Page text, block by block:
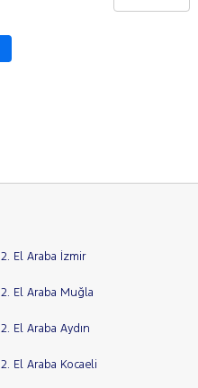
2. El Araba İzmir
2. El Araba Muğla
2. El Araba Aydın
2. El Araba Kocaeli